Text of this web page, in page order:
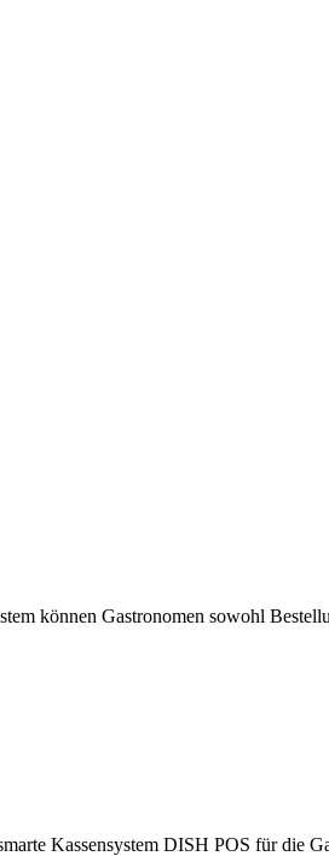
können Gastronomen sowohl
Kassensystem DISH POS für die